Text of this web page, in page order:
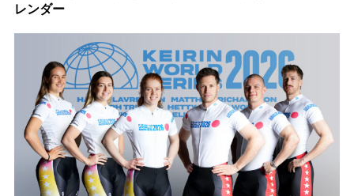
レンダー